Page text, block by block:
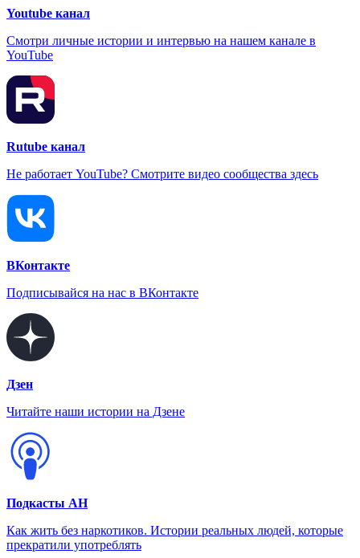
Youtube канал
Смотри личные истории и интервью на нашем канале в
YouTube
Rutube канал
Не работает YouTube? Смотрите видео сообщества здесь
ВКонтакте
Подписывайся на нас в ВКонтакте
Дзен
Читайте наши истории на Дзене
Подкасты АН
Как жить без наркотиков. Истории реальных людей, которые
прекратили употреблять